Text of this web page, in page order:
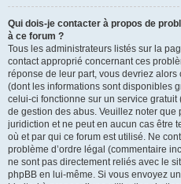
Qui dois-je contacter à propos de
à ce forum ?
Tous les administrateurs listés sur la
contact approprié concernant ces
réponse de leur part, vous devriez
(dont les informations sont disponibles
celui-ci fonctionne sur un service gratuit
de gestion des abus. Veuillez noter que
juridiction et ne peut en aucun cas être
où et par qui ce forum est utilisé. Ne
problème d’ordre légal (commentaire
ne sont pas directement reliés avec le
phpBB en lui-même. Si vous envoyez